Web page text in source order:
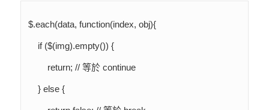
$.each(data, function(index, obj){
    } else {